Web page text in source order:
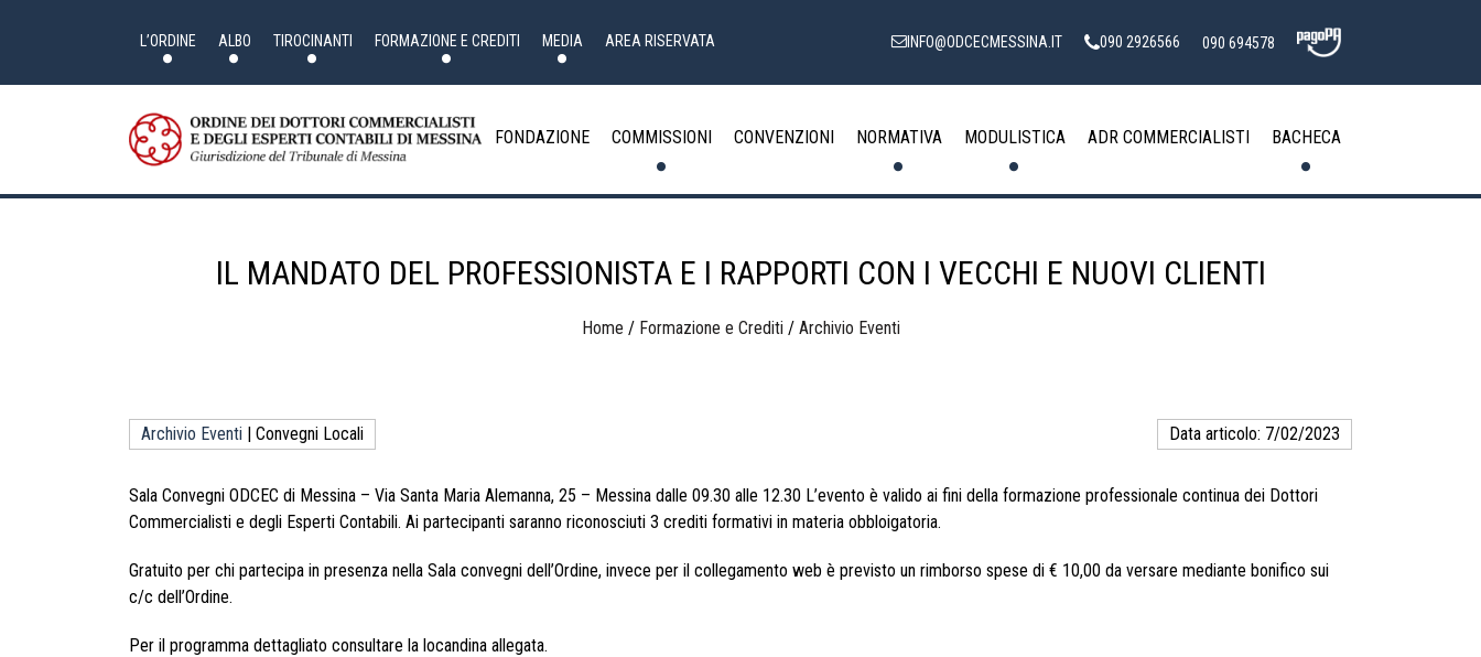
L’ORDINE ALBO TIROCINANTI FORMAZIONE E CREDITI MEDIA AREA RISERVATA INFO@ODCECMESSINA.IT 090 2926566 090 694578
FONDAZIONE COMMISSIONI CONVENZIONI NORMATIVA MODULISTICA ADR COMMERCIALISTI BACHECA
IL MANDATO DEL PROFESSIONISTA E I RAPPORTI CON I VECCHI E NUOVI CLIENTI
Home / Formazione e Crediti / Archivio Eventi
Archivio Eventi | Convegni Locali Data articolo: 7/02/2023
Sala Convegni ODCEC di Messina – Via Santa Maria Alemanna, 25 – Messina dalle 09.30 alle 12.30 L’evento è valido ai fini della formazione professionale continua dei Dottori
Commercialisti e degli Esperti Contabili. Ai partecipanti saranno riconosciuti 3 crediti formativi in materia obbloigatoria.
Gratuito per chi partecipa in presenza nella Sala convegni dell’Ordine, invece per il collegamento web è previsto un rimborso spese di € 10,00 da versare mediante bonifico sui
c/c dell’Ordine.
Per il programma dettagliato consultare la locandina allegata.